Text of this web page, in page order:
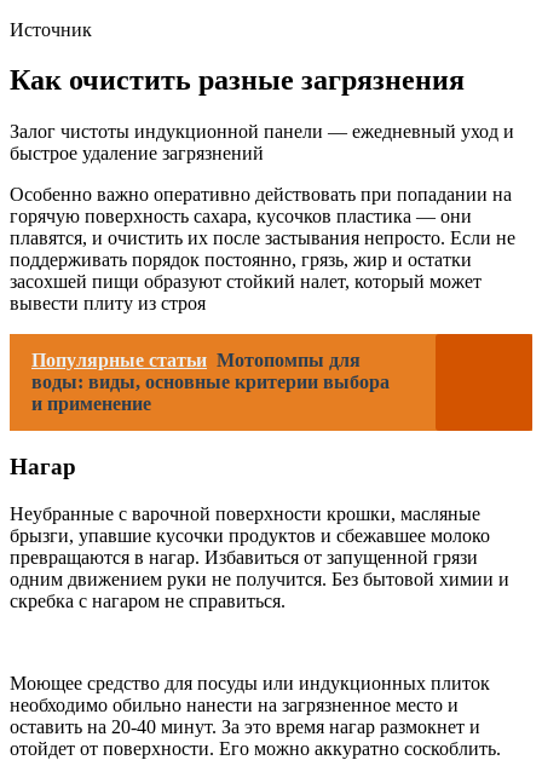
Источник
Как очистить разные загрязнения
Залог чистоты индукционной панели — ежедневный уход и
быстрое удаление загрязнений
Особенно важно оперативно действовать при попадании на
горячую поверхность сахара, кусочков пластика — они
плавятся, и очистить их после застывания непросто. Если не
поддерживать порядок постоянно, грязь, жир и остатки
засохшей пищи образуют стойкий налет, который может
вывести плиту из строя
Популярные статьи Мотопомпы для
воды: виды, основные критерии выбора
и применение
Нагар
Неубранные с варочной поверхности крошки, масляные
брызги, упавшие кусочки продуктов и сбежавшее молоко
превращаются в нагар. Избавиться от запущенной грязи
одним движением руки не получится. Без бытовой химии и
скребка с нагаром не справиться.
Моющее средство для посуды или индукционных плиток
необходимо обильно нанести на загрязненное место и
оставить на 20-40 минут. За это время нагар размокнет и
отойдет от поверхности. Его можно аккуратно соскоблить.